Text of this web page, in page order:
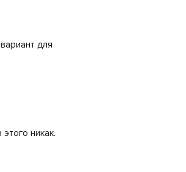
для
никак.